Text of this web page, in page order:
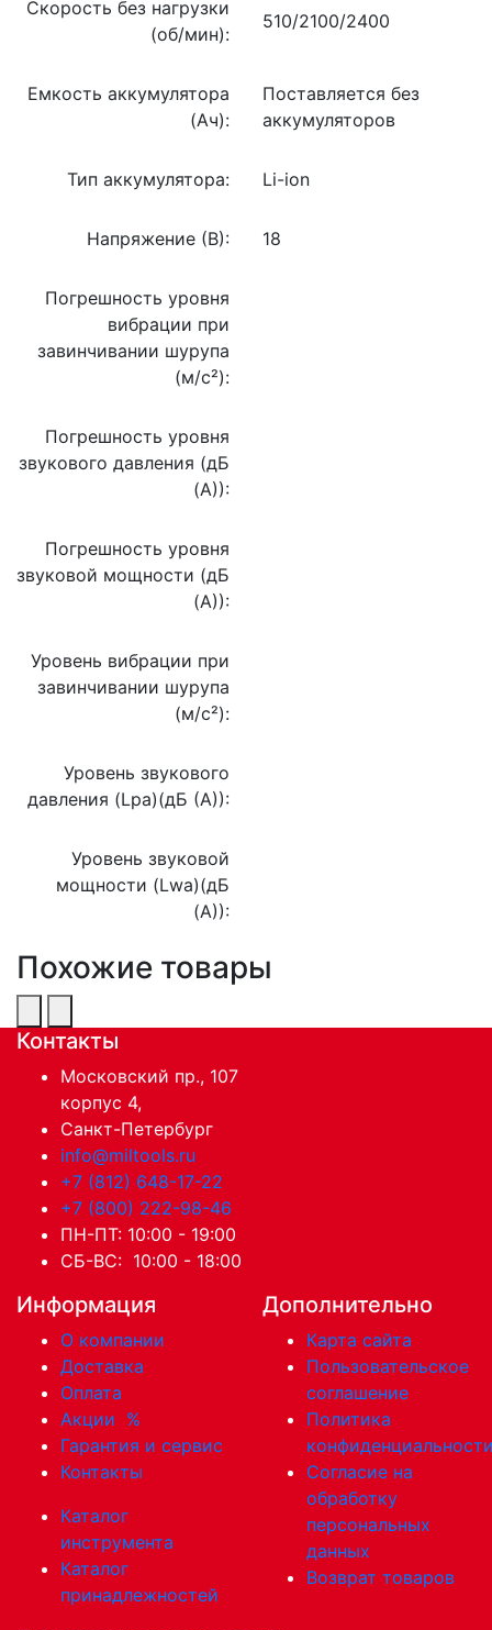
Скорость без нагрузки
(об/мин):
510/2100/2400
Емкость аккумулятора
(Ач):
Поставляется без
аккумуляторов
Тип аккумулятора: Li-ion
Напряжение (В): 18
Погрешность уровня
вибрации при
завинчивании шурупа
(м/с²):
Погрешность уровня
звукового давления (дБ
(А)):
Погрешность уровня
звуковой мощности (дБ
(А)):
Уровень вибрации при
завинчивании шурупа
(м/с²):
Уровень звукового
давления (Lpa)(дБ (А)):
Уровень звуковой
мощности (Lwa)(дБ
(А)):
Похожие товары
Контакты
Московский пр., 107
корпус 4,
Санкт-Петербург
info@miltools.ru
+7 (812) 648-17-22
+7 (800) 222-98-46
ПН-ПТ: 10:00 - 19:00
СБ-ВС: 10:00 - 18:00
Информация
О компании
Доставка
Оплата
Акции %
Гарантия и сервис
Контакты
Каталог
инструмента
Каталог
принадлежностей
Дополнительно
Карта сайта
Пользовательское
соглашение
Политика
Согласие на
обработку
персональных
данных
Возврат товаров